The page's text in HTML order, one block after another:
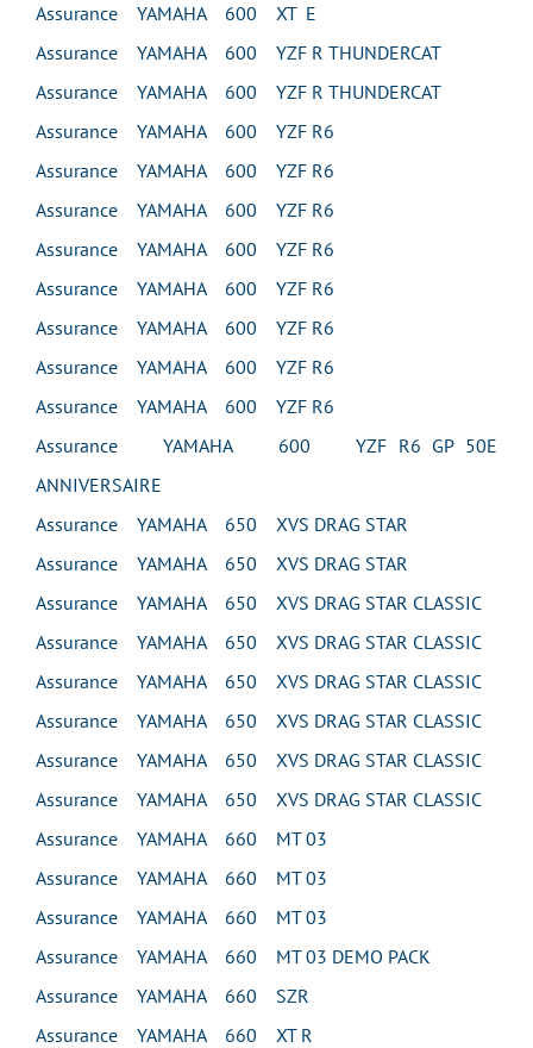
Assurance YAMAHA 600 XT E
Assurance YAMAHA 600 YZF R THUNDERCAT
Assurance YAMAHA 600 YZF R THUNDERCAT
Assurance YAMAHA 600 YZF R6
Assurance YAMAHA 600 YZF R6
Assurance YAMAHA 600 YZF R6
Assurance YAMAHA 600 YZF R6
Assurance YAMAHA 600 YZF R6
Assurance YAMAHA 600 YZF R6
Assurance YAMAHA 600 YZF R6
Assurance YAMAHA 600 YZF R6
Assurance YAMAHA 600 YZF R6 GP 50E
ANNIVERSAIRE
Assurance YAMAHA 650 XVS DRAG STAR
Assurance YAMAHA 650 XVS DRAG STAR
Assurance YAMAHA 650 XVS DRAG STAR CLASSIC
Assurance YAMAHA 650 XVS DRAG STAR CLASSIC
Assurance YAMAHA 650 XVS DRAG STAR CLASSIC
Assurance YAMAHA 650 XVS DRAG STAR CLASSIC
Assurance YAMAHA 650 XVS DRAG STAR CLASSIC
Assurance YAMAHA 650 XVS DRAG STAR CLASSIC
Assurance YAMAHA 660 MT 03
Assurance YAMAHA 660 MT 03
Assurance YAMAHA 660 MT 03
Assurance YAMAHA 660 MT 03 DEMO PACK
Assurance YAMAHA 660 SZR
Assurance YAMAHA 660 XT R